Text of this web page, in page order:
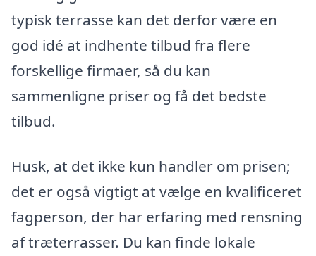
typisk terrasse kan det derfor være en
god idé at indhente tilbud fra flere
forskellige firmaer, så du kan
sammenligne priser og få det bedste
tilbud.
Husk, at det ikke kun handler om prisen;
det er også vigtigt at vælge en kvalificeret
fagperson, der har erfaring med rensning
af træterrasser. Du kan finde lokale